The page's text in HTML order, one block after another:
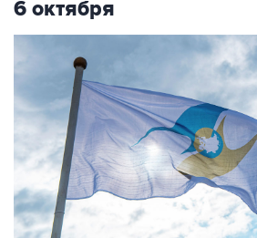
6 октября